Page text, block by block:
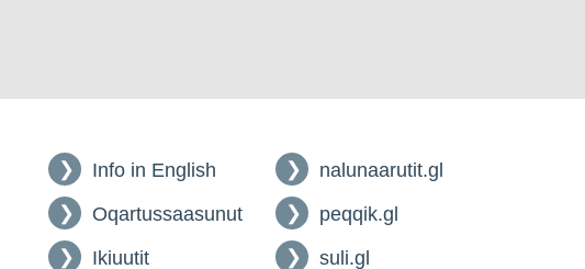
Info in English
Oqartussaasunut
Ikiuutit
nalunaarutit.gl
peqqik.gl
suli.gl